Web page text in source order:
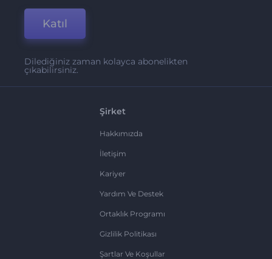
Katıl
Dilediğiniz zaman kolayca abonelikten
çıkabilirsiniz.
Şirket
Hakkımızda
İletişim
Kariyer
Yardım Ve Destek
Ortaklık Programı
Gizlilik Politikası
Şartlar Ve Koşullar